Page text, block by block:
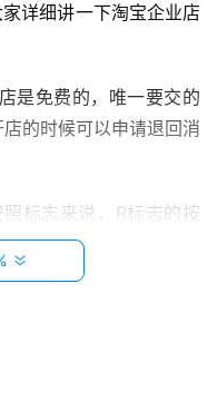
详细讲一下淘宝企业店
免费的，唯一要交的
的时候可以申请退回消
标志来说，R标志的按